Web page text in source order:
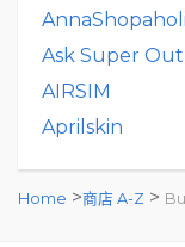
Ask Super
AIRSIM
Aprilskin
Home >商店 A-Z >